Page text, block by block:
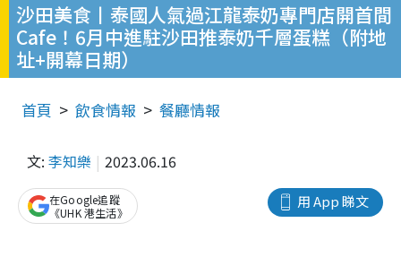
沙田美食丨泰國人氣過江龍泰奶專門店開首間
Cafe！6月中進駐沙田推泰奶千層蛋糕（附地
址+開幕日期）
首頁 飲食情報 餐廳情報
文: 李知樂 2023.06.16
用 App 睇文
在Google追蹤
《UHK 港生活》